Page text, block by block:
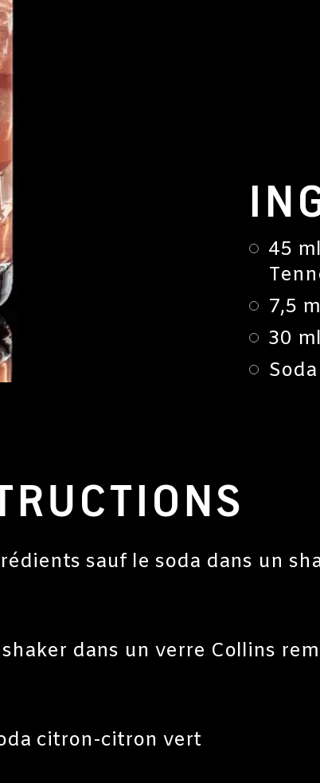
45
7,5
30
sauf le soda dans un
dans un verre Collins
citron-citron vert